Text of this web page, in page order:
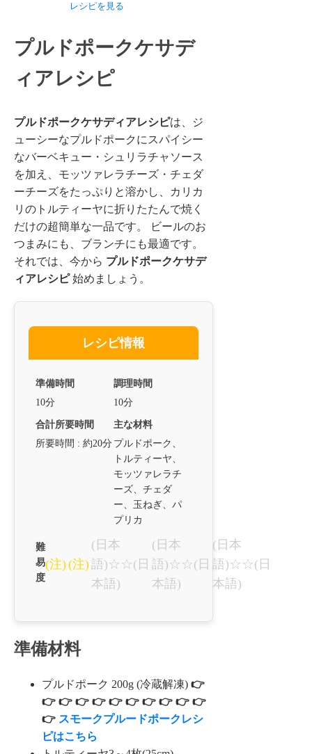
レシピを見る
プルドポークケサデ
ィアレシピ
プルドポークケサディアレシピは、ジ
ューシーなプルドポークにスパイシー
なバーベキュー・シュリラチャソース
を加え、モッツァレラチーズ・チェダ
ーチーズをたっぷりと溶かし、カリカ
リのトルティーヤに折りたたんで焼く
だけの超簡単な一品です。 ビールのお
つまみにも、ブランチにも最適です。
それでは、今から プルドポークケサデ
ィアレシピ始めましょう。
レシピ情報
準備時間
10分
調理時間
10分
合計所要時間
所要時間 : 約20分
主な材料
プルドポーク、
トルティーヤ、
モッツァレラチ
ーズ、チェダ
ー、玉ねぎ、パ
プリカ
難
易
度
(注)(注)
(日本
語)☆☆(日
本語)
(日本
語)☆☆(日
本語)
(日本
語)☆☆(日
本語)
準備材料
プルドポーク 200g (冷蔵解凍) 👉
👉 👉 👉 👉 👉 👉 👉 👉 👉 👉
👉 スモークプルードポークレシ
ピはこちら